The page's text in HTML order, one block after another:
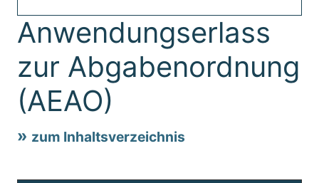
Anwendungserlass
zur Abgabenordnung
(AEAO)
zum Inhaltsverzeichnis